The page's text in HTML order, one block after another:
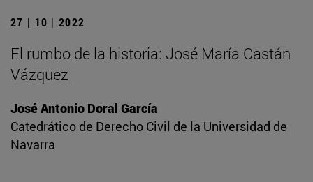
27 | 10 | 2022
El rumbo de la historia: José María Castán
Vázquez
José Antonio Doral García
Catedrático de Derecho Civil de la Universidad de
Navarra